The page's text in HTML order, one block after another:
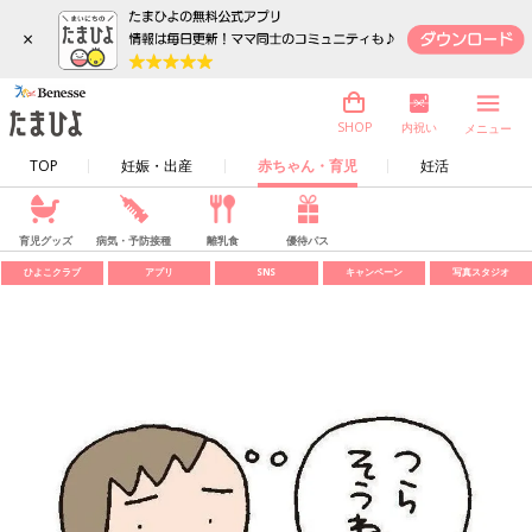
×
TOP 妊娠・出産 赤ちゃん・育児 妊活
SHOP 内祝い メニュー
育児グッズ 病気・予防接種 離乳食 優待パス
ひよこクラブ アプリ SNS キャンペーン 写真スタジオ